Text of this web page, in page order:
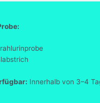
Innerhalb von 3–4